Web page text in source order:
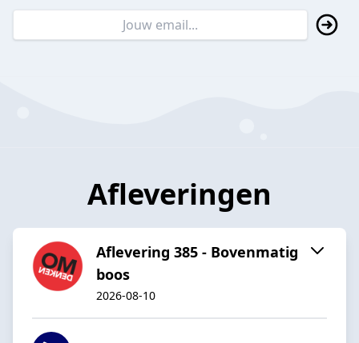
Afleveringen
Aflevering 385 - Bovenmatig
boos
2026-08-10